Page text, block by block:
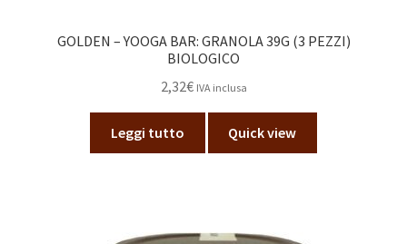
GOLDEN – YOOGA BAR: GRANOLA 39G (3 PEZZI)
BIOLOGICO
2,32€ IVA inclusa
Leggi tutto Quick view